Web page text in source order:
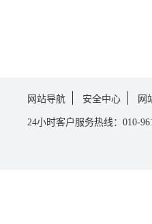
网站导航 安全中心 网
24小时客户服务热线：010-